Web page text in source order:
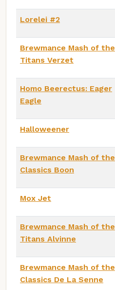
Lorelei #2
Brewmance Mash of the
Titans Verzet
Homo Beerectus: Eager
Eagle
Halloweener
Brewmance Mash of the
Classics Boon
Mox Jet
Brewmance Mash of the
Titans Alvinne
Brewmance Mash of the
Classics De La Senne